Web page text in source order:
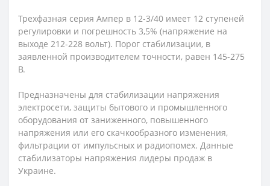
Трехфазная серия Ампер в 12-3/40 имеет 12 ступеней
регулировки и погрешность 3,5% (напряжение на
выходе 212-228 вольт). Порог стабилизации, в
заявленной производителем точности, равен 145-275
В.
Предназначены для стабилизации напряжения
электросети, защиты бытового и промышленного
оборудования от заниженного, повышенного
напряжения или его скачкообразного изменения,
фильтрации от импульсных и радиопомех. Данные
стабилизаторы напряжения лидеры продаж в
Украине.